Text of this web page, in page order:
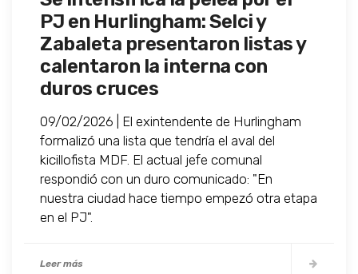
PJ en Hurlingham: Selci y
Zabaleta presentaron listas y
calentaron la interna con
duros cruces
09/02/2026 | El exintendente de Hurlingham
formalizó una lista que tendría el aval del
kicillofista MDF. El actual jefe comunal
respondió con un duro comunicado: "En
nuestra ciudad hace tiempo empezó otra etapa
en el PJ".
Leer más